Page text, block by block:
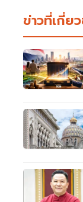
ข่าวที่เกี่ย